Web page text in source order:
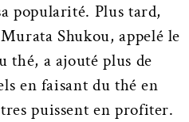
popularité. Plus tard,
Shukou, appelé le
thé, a ajouté plus de
en faisant du thé en
puissent en profiter.